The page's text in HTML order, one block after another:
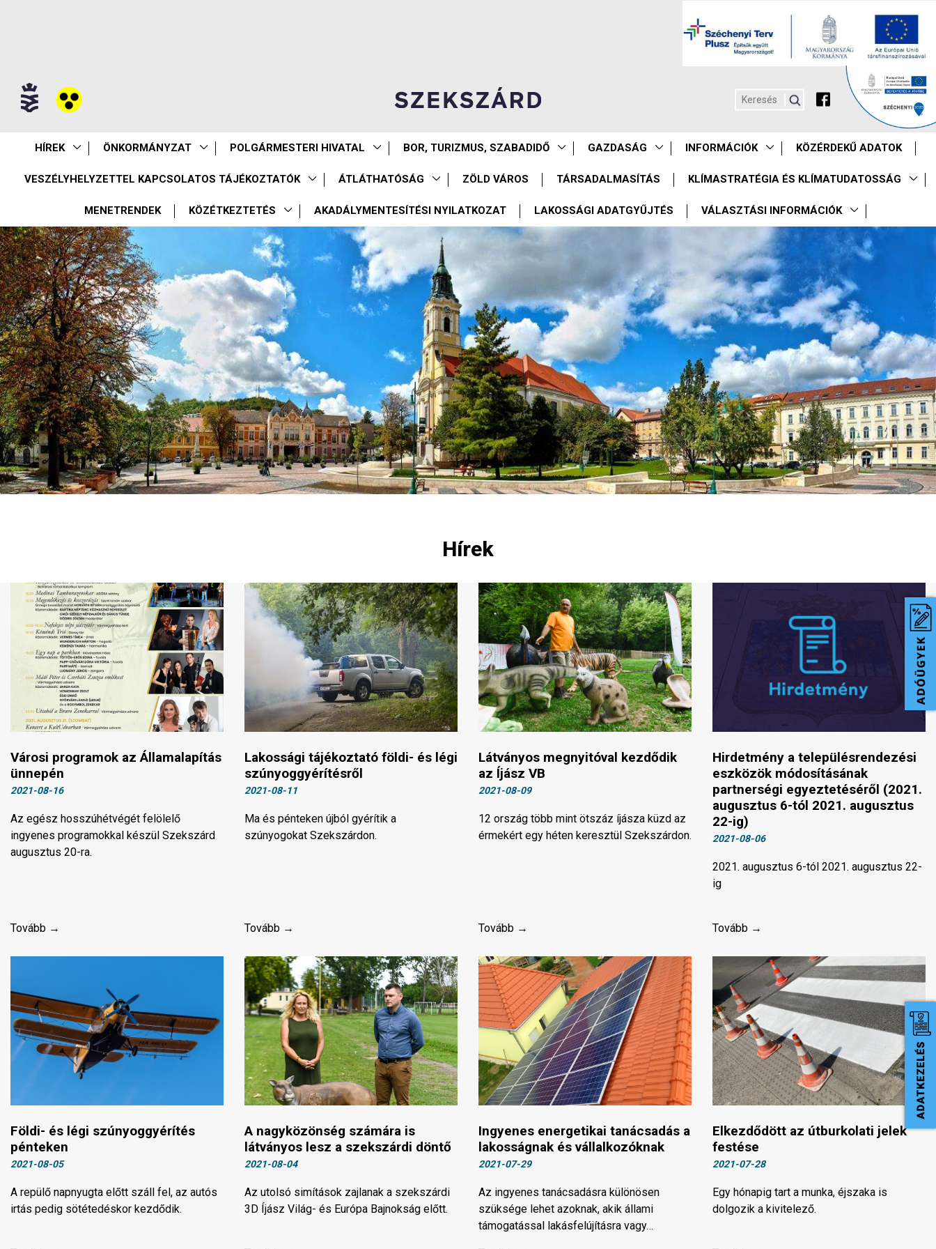
HÍREK ÖNKORMÁNYZAT POLGÁRMESTERI HIVATAL BOR, TURIZMUS, SZABADIDŐ GAZDASÁG INFORMÁCIÓK KÖZÉRDEKŰ ADATOK
VESZÉLYHELYZETTEL KAPCSOLATOS TÁJÉKOZTATÓK ÁTLÁTHATÓSÁG ZÖLD VÁROS TÁRSADALMASÍTÁS KLÍMASTRATÉGIA ÉS KLÍMATUDATOSSÁG
MENETRENDEK KÖZÉTKEZTETÉS AKADÁLYMENTESÍTÉSI NYILATKOZAT LAKOSSÁGI ADATGYŰJTÉS VÁLASZTÁSI INFORMÁCIÓK
Hírek
Városi programok az Államalapítás
ünnepén
2021-08-16
Az egész hosszúhétvégét felölelő
ingyenes programokkal készül Szekszárd
augusztus 20-ra.
Tovább →
Lakossági tájékoztató földi- és légi
szúnyoggyérítésről
2021-08-11
Ma és pénteken újból gyérítik a
szúnyogokat Szekszárdon.
Tovább →
Látványos megnyitóval kezdődik
az Íjász VB
2021-08-09
12 ország több mint ötszáz íjásza küzd az
érmekért egy héten keresztül Szekszárdon.
Tovább →
Hirdetmény a településrendezési
eszközök módosításának
partnerségi egyeztetéséről (2021.
augusztus 6-tól 2021. augusztus
22-ig)
2021-08-06
2021. augusztus 6-tól 2021. augusztus 22-
ig
Tovább →
Földi- és légi szúnyoggyérítés
pénteken
2021-08-05
A repülő napnyugta előtt száll fel, az autós
irtás pedig sötétedéskor kezdődik.
A nagyközönség számára is
látványos lesz a szekszárdi döntő
2021-08-04
Az utolsó simítások zajlanak a szekszárdi
3D Íjász Világ- és Európa Bajnokság előtt.
Ingyenes energetikai tanácsadás a
lakosságnak és vállalkozóknak
2021-07-29
Az ingyenes tanácsadásra különösen
szüksége lehet azoknak, akik állami
támogatással lakásfelújításra vagy…
Elkezdődött az útburkolati jelek
festése
2021-07-28
Egy hónapig tart a munka, éjszaka is
dolgozik a kivitelező.